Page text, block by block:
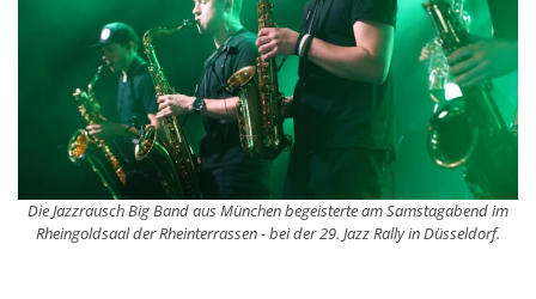
Die Jazzrausch Big Band aus München begeisterte am Samstagabend im
Rheingoldsaal der Rheinterrassen - bei der 29. Jazz Rally in Düsseldorf.